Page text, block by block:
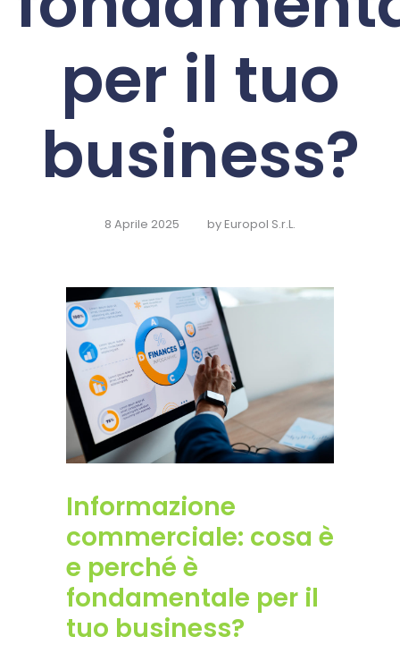
per il tuo
business?
8 Aprile 2025 by Europol S.r.L.
Informazione
commerciale: cosa è
e perché è
fondamentale per il
tuo business?